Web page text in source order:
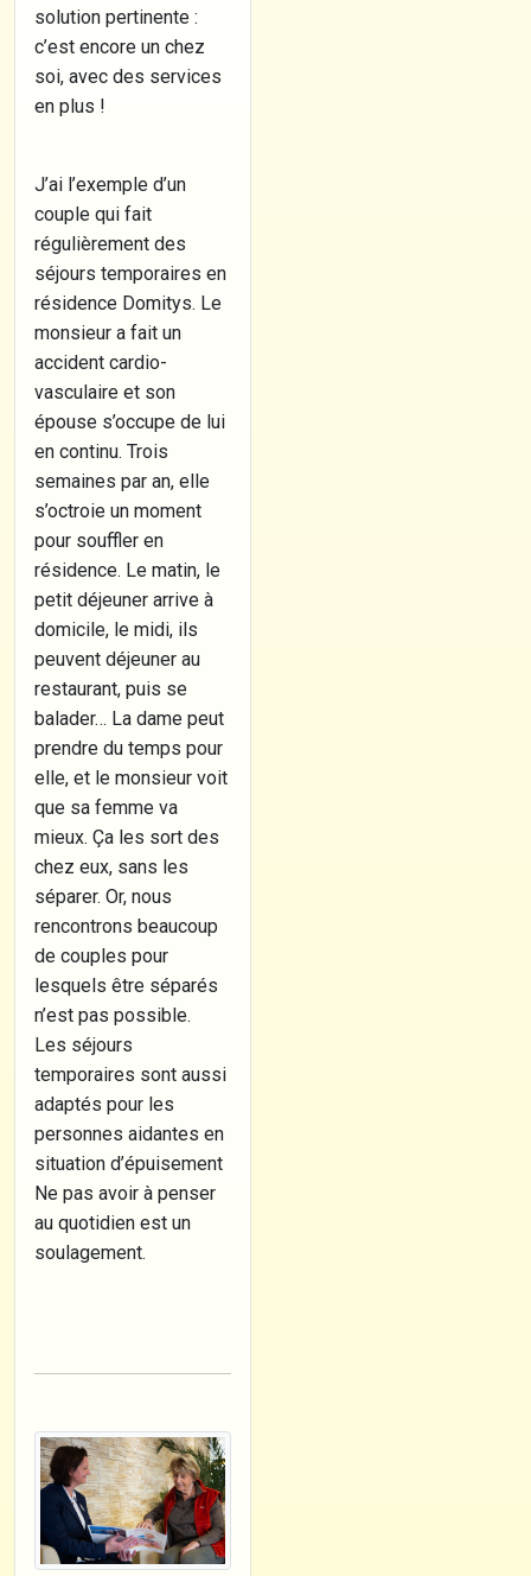
solution pertinente :
c’est encore un chez
soi, avec des services
en plus !
J’ai l’exemple d’un
couple qui fait
régulièrement des
séjours temporaires en
résidence Domitys. Le
monsieur a fait un
accident cardio-
vasculaire et son
épouse s’occupe de lui
en continu. Trois
semaines par an, elle
s’octroie un moment
pour souffler en
résidence. Le matin, le
petit déjeuner arrive à
domicile, le midi, ils
peuvent déjeuner au
restaurant, puis se
balader… La dame peut
prendre du temps pour
elle, et le monsieur voit
que sa femme va
mieux. Ça les sort des
chez eux, sans les
séparer. Or, nous
rencontrons beaucoup
de couples pour
lesquels être séparés
n’est pas possible.
Les séjours
temporaires sont aussi
adaptés pour les
personnes aidantes en
situation d’épuisement
Ne pas avoir à penser
au quotidien est un
soulagement.